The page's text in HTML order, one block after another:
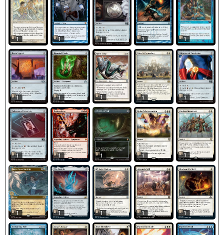
1 1 1 1 1
1 1 1 1 1
1 1 1 1 1
1 1 1 1 1